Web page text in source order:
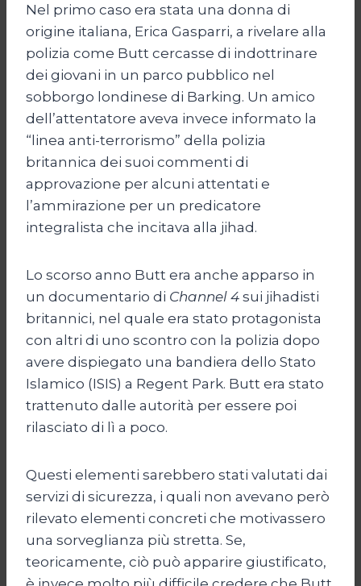
Nel primo caso era stata una donna di
origine italiana, Erica Gasparri, a rivelare alla
polizia come Butt cercasse di indottrinare
dei giovani in un parco pubblico nel
sobborgo londinese di Barking. Un amico
dell’attentatore aveva invece informato la
“linea anti-terrorismo” della polizia
britannica dei suoi commenti di
approvazione per alcuni attentati e
l’ammirazione per un predicatore
integralista che incitava alla jihad.
Lo scorso anno Butt era anche apparso in
un documentario di Channel 4 sui jihadisti
britannici, nel quale era stato protagonista
con altri di uno scontro con la polizia dopo
avere dispiegato una bandiera dello Stato
Islamico (ISIS) a Regent Park. Butt era stato
trattenuto dalle autorità per essere poi
rilasciato di lì a poco.
Questi elementi sarebbero stati valutati dai
servizi di sicurezza, i quali non avevano però
rilevato elementi concreti che motivassero
una sorveglianza più stretta. Se,
teoricamente, ciò può apparire giustificato,